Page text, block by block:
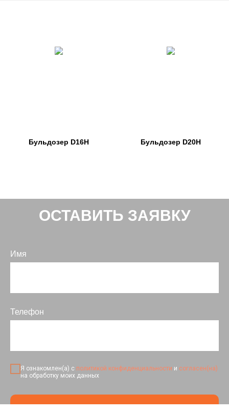
Бульдозер D16H Бульдозер D20H
ОСТАВИТЬ ЗАЯВКУ
Имя
Телефон
Я ознакомлен(а) с политикой конфиденциальности и согласен(на)
на обработку моих данных